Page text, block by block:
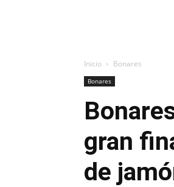
Inicio Bonares
Bonares
gran
de